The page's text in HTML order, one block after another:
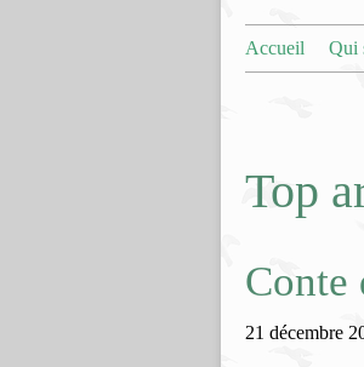
Accueil Qui
Top
Conte
21 décembre